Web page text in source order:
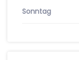
Sonntag